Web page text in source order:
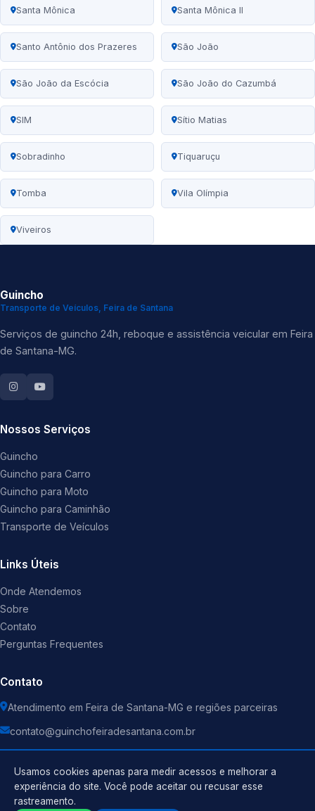
Santa Mônica Santa Mônica II
Santo Antônio dos Prazeres São João
São João da Escócia São João do Cazumbá
SIM Sítio Matias
Sobradinho Tiquaruçu
Tomba Vila Olímpia
Viveiros
Guincho
Transporte de Veículos, Feira de Santana
Serviços de guincho 24h, reboque e assistência veicular em Feira
de Santana-MG.
Nossos Serviços
Guincho
Guincho para Carro
Guincho para Moto
Guincho para Caminhão
Transporte de Veículos
Links Úteis
Onde Atendemos
Sobre
Contato
Perguntas Frequentes
Contato
Atendimento em Feira de Santana-MG e regiões parceiras
contato@guinchofeiradesantana.com.br
Usamos cookies apenas para medir acessos e melhorar a
experiência do site. Você pode aceitar ou recusar esse
rastreamento.